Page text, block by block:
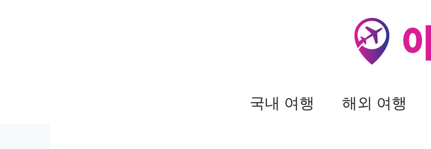
국내 여행 해외 여행